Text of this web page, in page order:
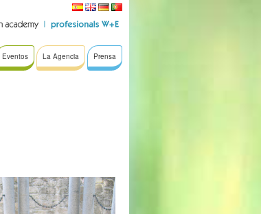
Eventos La Agencia Prensa